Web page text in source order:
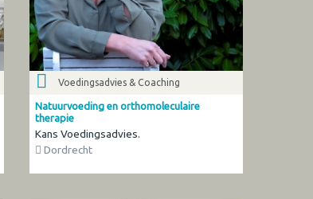
Voedingsadvies & Coaching
Natuurvoeding en orthomoleculaire
therapie
Kans Voedingsadvies.
Dordrecht